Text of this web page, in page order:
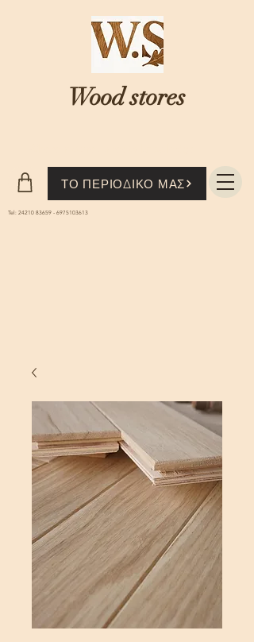
ΤΟ ΠΕΡΙΟΔΙΚΟ ΜΑΣ
Tel: 24210 83659 - 6975103613
Wood stores